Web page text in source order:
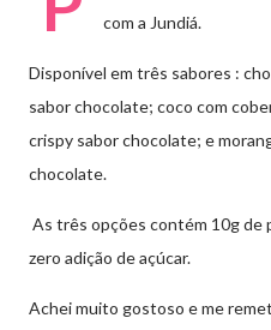
com a Jundiá.
Disponível em três sabores :
sabor chocolate; coco com
crispy sabor chocolate; e
chocolate.
As três opções contém 10g de
zero adição de açúcar.
Achei muito gostoso e me